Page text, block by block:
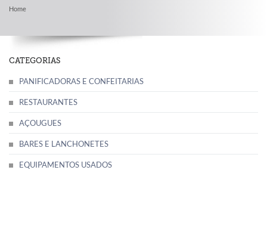
Home
CATEGORIAS
PANIFICADORAS E CONFEITARIAS
RESTAURANTES
AÇOUGUES
BARES E LANCHONETES
EQUIPAMENTOS USADOS